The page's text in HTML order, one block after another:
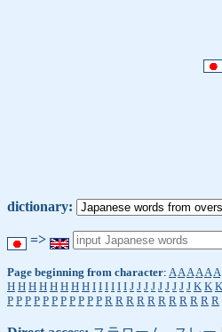
dictionary:
=>
Page beginning from character: A A A A A A
H H H H H H H H I I I I I I J J J J J J J J J K K K
P P P P P P P P P P P R R R R R R R R R R R